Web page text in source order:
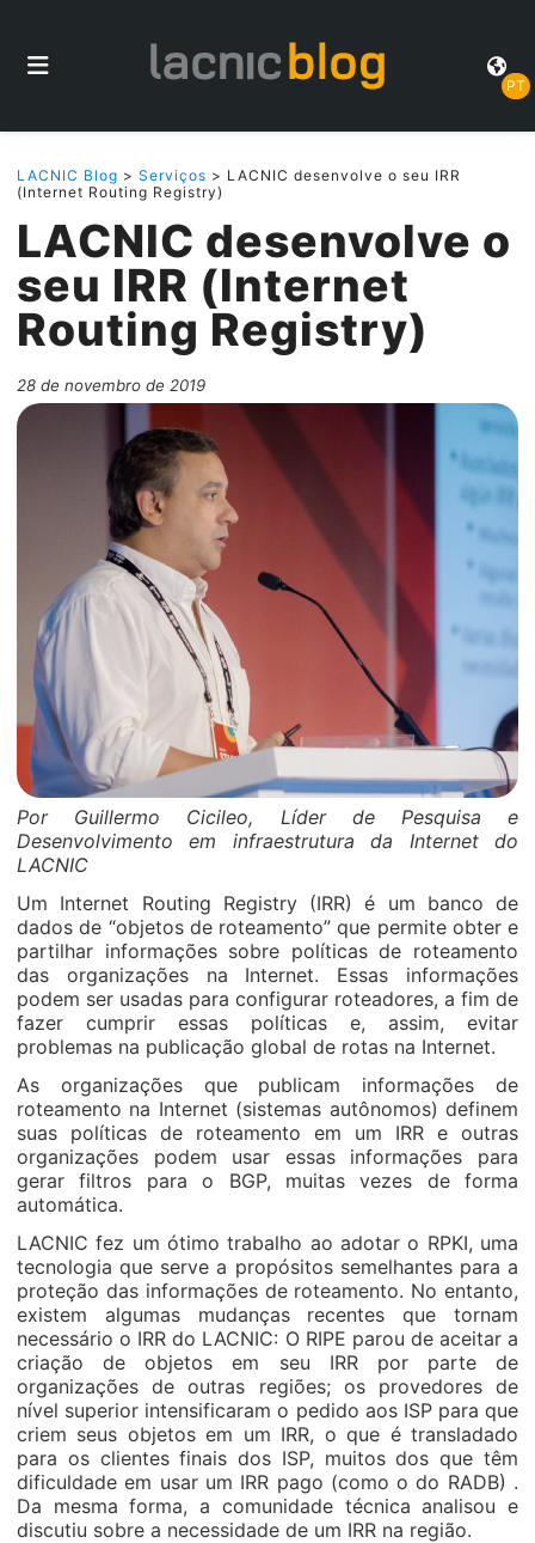
PT
LACNIC Blog > Serviços > LACNIC desenvolve o seu IRR
(Internet Routing Registry)
LACNIC desenvolve o
seu IRR (Internet
Routing Registry)
28 de novembro de 2019
Por Guillermo Cicileo, Líder de Pesquisa e
Desenvolvimento em infraestrutura da Internet do
LACNIC
Um Internet Routing Registry (IRR) é um banco de
dados de “objetos de roteamento” que permite obter e
partilhar informações sobre políticas de roteamento
das organizações na Internet. Essas informações
podem ser usadas para configurar roteadores, a fim de
fazer cumprir essas políticas e, assim, evitar
problemas na publicação global de rotas na Internet.
As organizações que publicam informações de
roteamento na Internet (sistemas autônomos) definem
suas políticas de roteamento em um IRR e outras
organizações podem usar essas informações para
gerar filtros para o BGP, muitas vezes de forma
automática.
LACNIC fez um ótimo trabalho ao adotar o RPKI, uma
tecnologia que serve a propósitos semelhantes para a
proteção das informações de roteamento. No entanto,
existem algumas mudanças recentes que tornam
necessário o IRR do LACNIC: O RIPE parou de aceitar a
criação de objetos em seu IRR por parte de
organizações de outras regiões; os provedores de
nível superior intensificaram o pedido aos ISP para que
criem seus objetos em um IRR, o que é transladado
para os clientes finais dos ISP, muitos dos que têm
dificuldade em usar um IRR pago (como o do RADB) .
Da mesma forma, a comunidade técnica analisou e
discutiu sobre a necessidade de um IRR na região.